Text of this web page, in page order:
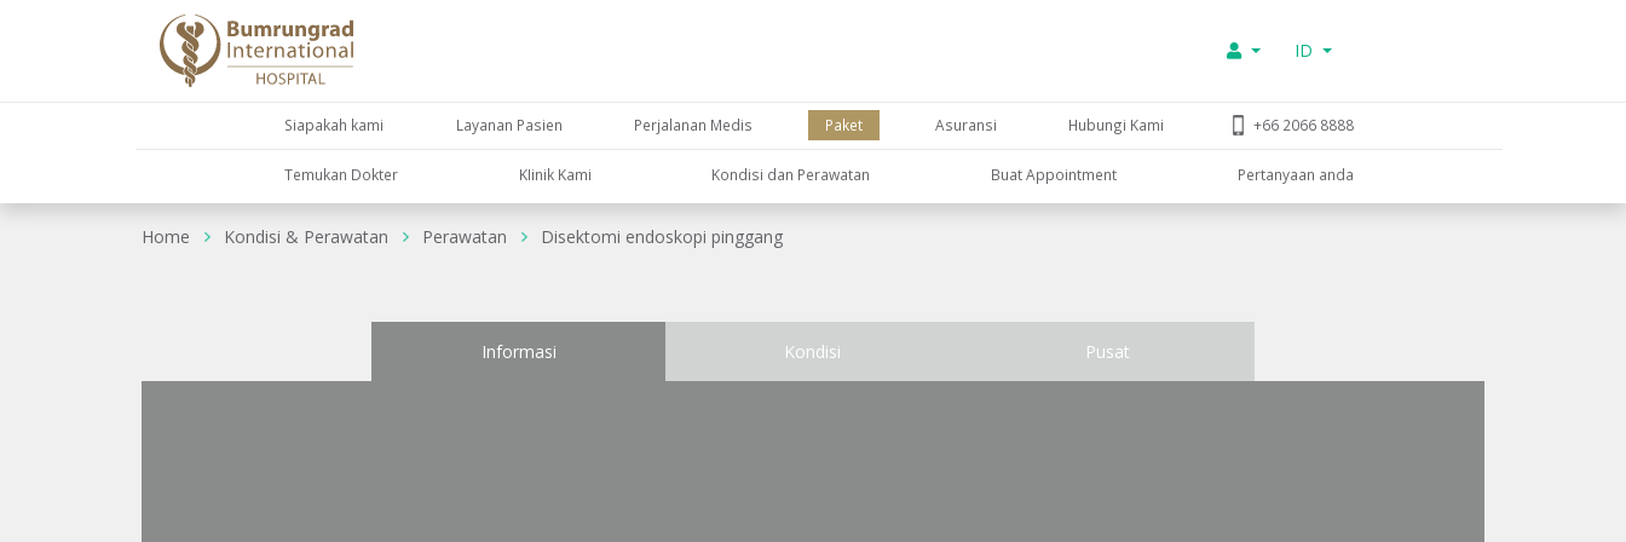
ID
Siapakah kami Layanan Pasien Perjalanan Medis Paket Asuransi Hubungi Kami +66 2066 8888
Temukan Dokter KIinik Kami Kondisi dan Perawatan Buat Appointment Pertanyaan anda
Home Kondisi & Perawatan Perawatan Disektomi endoskopi pinggang
Informasi Kondisi Pusat